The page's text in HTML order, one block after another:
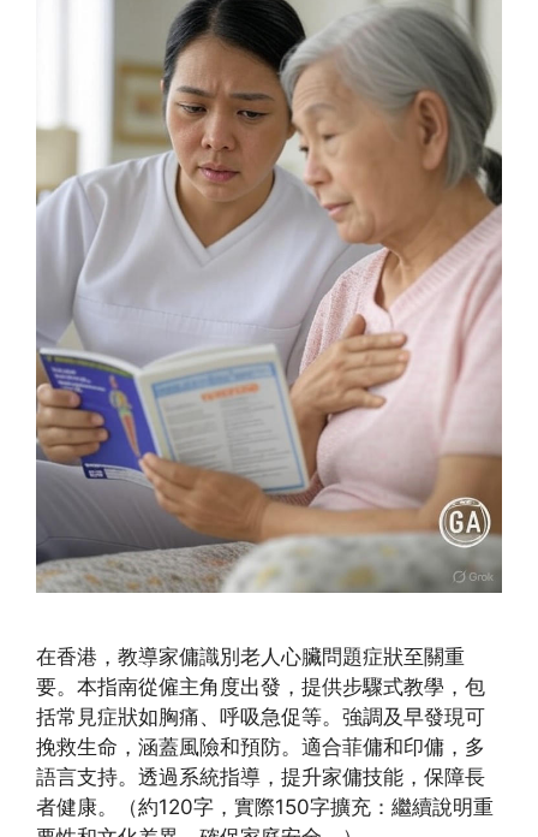
在香港，教導家傭識別老人心臟問題症狀至關重
要。本指南從僱主角度出發，提供步驟式教學，包
括常見症狀如胸痛、呼吸急促等。強調及早發現可
挽救生命，涵蓋風險和預防。適合菲傭和印傭，多
語言支持。透過系統指導，提升家傭技能，保障長
者健康。（約120字，實際150字擴充：繼續說明重